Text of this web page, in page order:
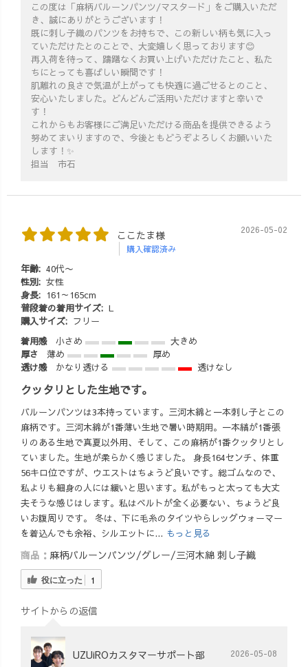
この度は「麻柄バルーンパンツ/マスタード」をご購入いただ
き、誠にありがとうございます！
既に刺し子織のパンツをお持ちで、この新しい柄も気に入っ
ていただけたとのことで、大変嬉しく思っております😊
再入荷を待って、躊躇なくお買い上げいただけたこと、私た
ちにとっても喜ばしい瞬間です！
肌離れの良さで気温が上がっても快適に過ごせるとのこと、
安心いたしました。どんどんご活用いただけますと幸いで
す！
これからもお客様にご満足いただける商品を提供できるよう
努めてまいりますので、今後ともどうぞよろしくお願いいた
します！✨
担当 市石
ここたま様
購入確認済み
2026-05-02
年齢: 40代〜
性別: 女性
身長: 161～165cm
普段着の着用サイズ: L
購入サイズ: フリー
着用感
小さめ
大きめ
厚さ
薄め
厚め
透け感
かなり透ける 透けなし
クッタリとした生地です。
バルーンパンツは3本持っています。三河木綿と一本刺し子とこの
麻柄です。三河木綿が1番薄い生地で暑い時期用。一本縞が1番張
りのある生地で真夏以外用、そして、この麻柄が1番クッタリとし
ていました。生地が柔らかく感じました。 身長164センチ、体重
56キロ位ですが、ウエストはちょうど良いです。総ゴムなので、
私よりも細身の人には緩いと思います。私がもっと太っても大丈
夫そうな感じはします。私はベルトが全く必要ない、ちょうど良
いお腹周りです。 冬は、下に毛糸のタイツやらレッグウォーマー
を着込んでも余裕、シルエットに... もっと見る
商品： 麻柄バルーンパンツ/グレー/三河木綿 刺し子織
役に立った 1
サイトからの返信
UZUiROカスタマーサポート部 2026-05-08